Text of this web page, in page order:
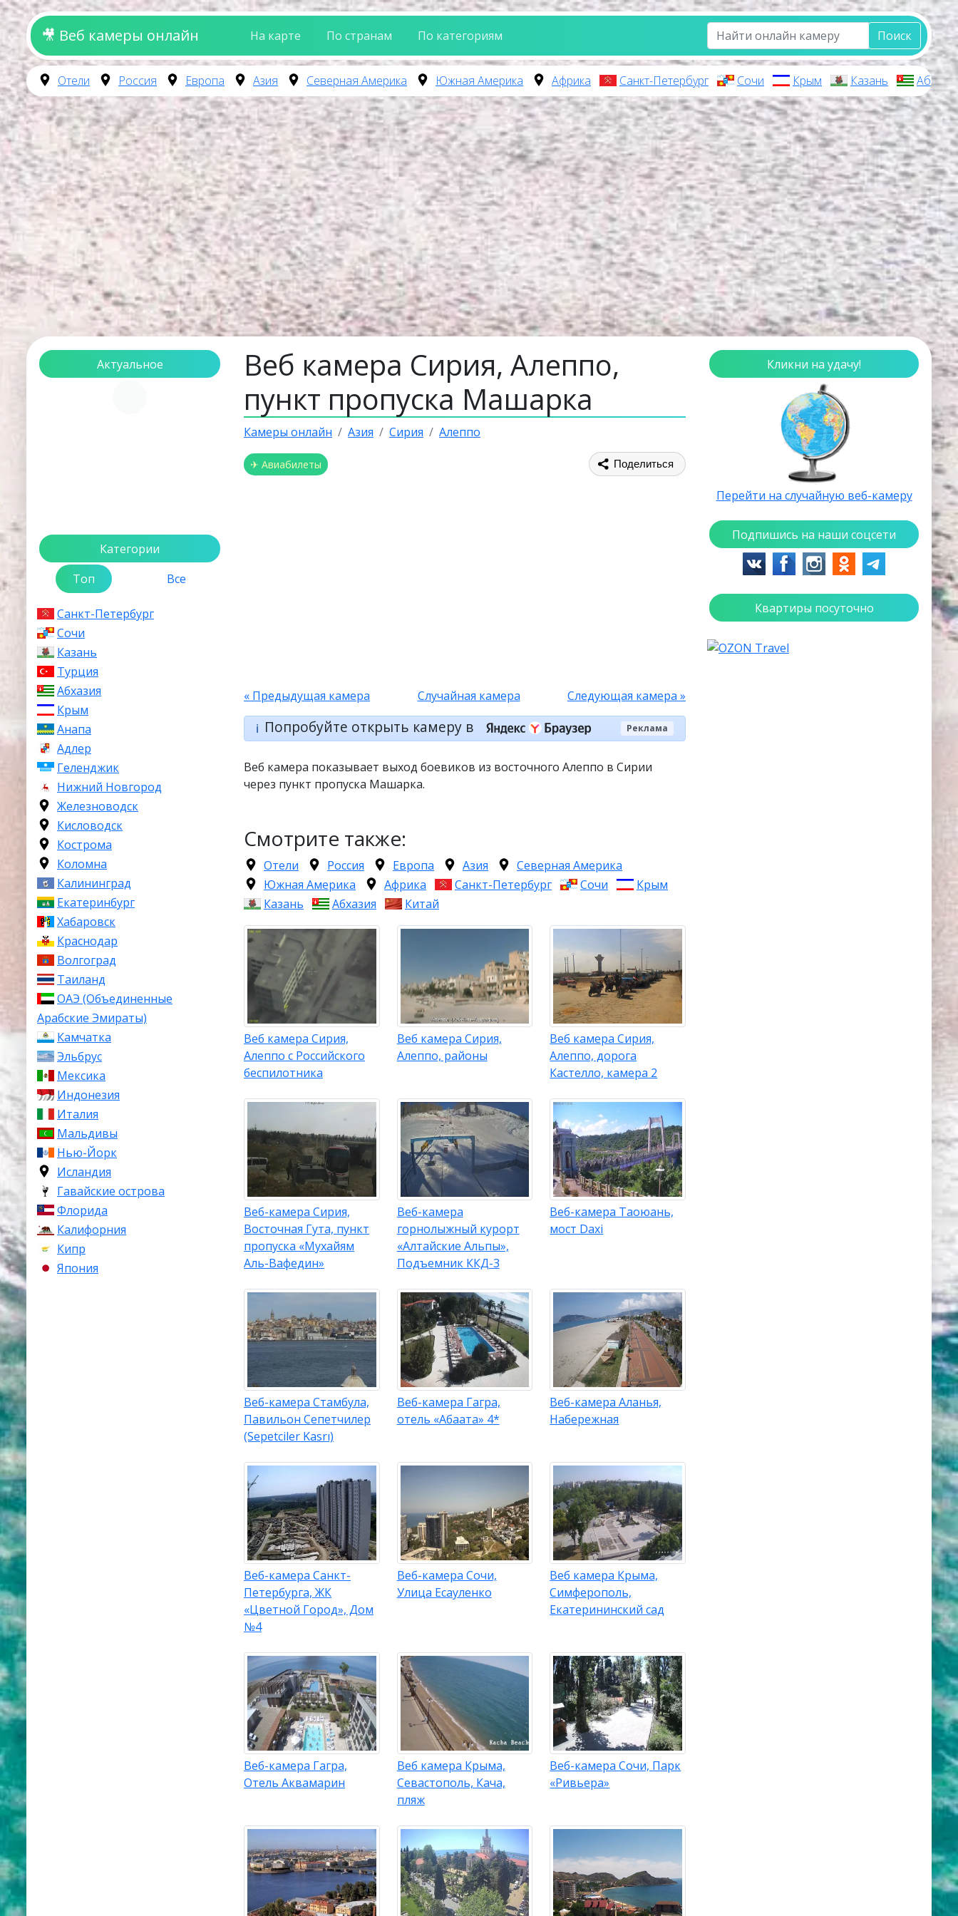
🎥 Веб камеры онлайн На карте По странам По категориям Поиск
Отели Россия Европа Азия Северная Америка Южная Америка Африка Санкт-Петербург Сочи Крым Казань
Актуальное
Категории
Топ
Все
Санкт-Петербург
Сочи
Казань
Турция
Абхазия
Крым
Анапа
Адлер
Геленджик
Нижний Новгород
Железноводск
Кисловодск
Кострома
Коломна
Калининград
Екатеринбург
Хабаровск
Краснодар
Волгоград
Таиланд
ОАЭ (Объединенные
Арабские Эмираты)
Камчатка
Эльбрус
Мексика
Индонезия
Италия
Мальдивы
Нью-Йорк
Исландия
Гавайские острова
Флорида
Калифорния
Кипр
Япония
Веб камера Сирия, Алеппо,
пункт пропуска Машарка
Камеры онлайн Азия Сирия Алеппо
✈ Авиабилеты Поделиться
« Предыдущая камера Случайная камера Следующая камера »
ℹ️ Попробуйте открыть камеру в Реклама
Веб камера показывает выход боевиков из восточного Алеппо в Сирии
через пункт пропуска Машарка.
Смотрите также:
Отели Россия Европа Азия
Северная Америка
Южная Америка
Африка Санкт-Петербург Сочи
Крым
Казань
Абхазия Китай
Веб камера Сирия,
Алеппо с Российского
беспилотника
Веб камера Сирия,
Алеппо, районы
Веб камера Сирия,
Алеппо, дорога
Кастелло, камера 2
Веб-камера Сирия,
Восточная Гута, пункт
пропуска «Мухайям
Аль-Вафедин»
Веб-камера
горнолыжный курорт
«Алтайские Альпы»,
Подъемник ККД-3
Веб-камера Таоюань,
мост Daxi
Веб-камера Стамбула,
Павильон Сепетчилер
(Sepetciler Kasrı)
Веб-камера Гагра,
отель «Абаата» 4*
Веб-камера Аланья,
Набережная
Веб-камера Санкт-
Петербурга, ЖК
«Цветной Город», Дом
№4
Веб-камера Сочи,
Улица Есауленко
Веб камера Крыма,
Симферополь,
Екатерининский сад
Веб-камера Гагра,
Отель Аквамарин
Веб камера Крыма,
Севастополь, Кача,
пляж
Веб-камера Сочи, Парк
«Ривьера»
Кликни на удачу!
Перейти на случайную веб-камеру
Подпишись на наши соцсети
Квартиры посуточно